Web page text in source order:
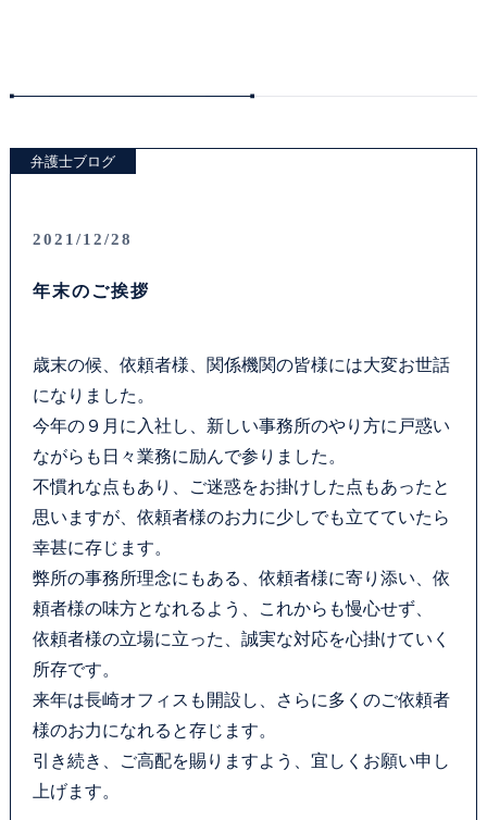
お客様の声
採用情報
アクセス
カウンセリング
法律相談継続サポートプラン
よくあるご質問
SDGs宣言
リモート相談
お知らせ
弁護士ブログ
2021/12/28
年末のご挨拶
歳末の候、依頼者様、関係機関の皆様には大変お世話
になりました。
今年の９月に入社し、新しい事務所のやり方に戸惑い
ながらも日々業務に励んで参りました。
不慣れな点もあり、ご迷惑をお掛けした点もあったと
思いますが、依頼者様のお力に少しでも立てていたら
幸甚に存じます。
弊所の事務所理念にもある、依頼者様に寄り添い、依
頼者様の味方となれるよう、これからも慢心せず、
依頼者様の立場に立った、誠実な対応を心掛けていく
所存です。
来年は長崎オフィスも開設し、さらに多くのご依頼者
様のお力になれると存じます。
引き続き、ご高配を賜りますよう、宜しくお願い申し
上げます。